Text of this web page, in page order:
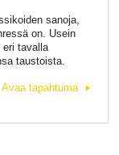
sanoja,
on. Usein
eri tavalla
taustoista.
Avaa tapahtuma